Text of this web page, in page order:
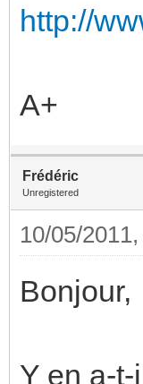
http://
A+
Frédéric
Unregistered
10/05/
Bonjour,
Y en a-